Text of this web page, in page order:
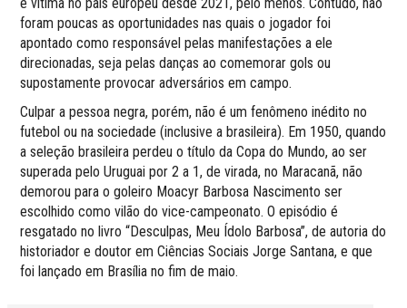
é vítima no país europeu desde 2021, pelo menos. Contudo, não
foram poucas as oportunidades nas quais o jogador foi
apontado como responsável pelas manifestações a ele
direcionadas, seja pelas danças ao comemorar gols ou
supostamente provocar adversários em campo.
Culpar a pessoa negra, porém, não é um fenômeno inédito no
futebol ou na sociedade (inclusive a brasileira). Em 1950, quando
a seleção brasileira perdeu o título da Copa do Mundo, ao ser
superada pelo Uruguai por 2 a 1, de virada, no Maracanã, não
demorou para o goleiro Moacyr Barbosa Nascimento ser
escolhido como vilão do vice-campeonato. O episódio é
resgatado no livro “Desculpas, Meu Ídolo Barbosa”, de autoria do
historiador e doutor em Ciências Sociais Jorge Santana, e que
foi lançado em Brasília no fim de maio.